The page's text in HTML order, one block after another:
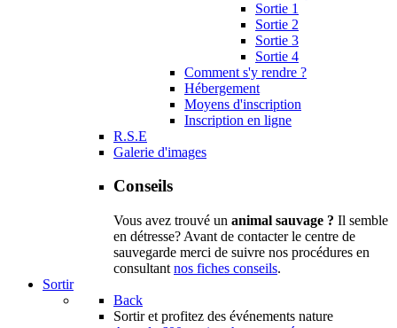
Sortie 1
Sortie 2
Sortie 3
Sortie 4
Comment s'y rendre ?
Hébergement
Moyens d'inscription
Inscription en ligne
R.S.E
Galerie d'images
Conseils
Vous avez trouvé un animal sauvage ? Il semble
en détresse? Avant de contacter le centre de
sauvegarde merci de suivre nos procédures en
consultant nos fiches conseils.
Sortir
Back
Sortir et profitez des événements nature